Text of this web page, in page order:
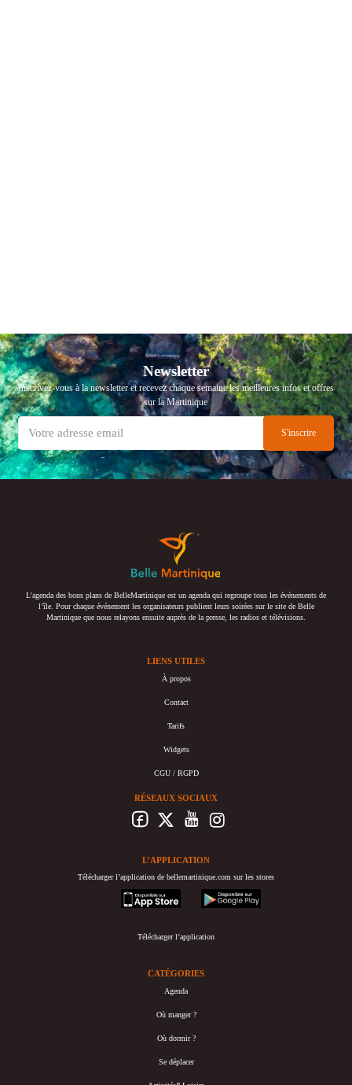
Newsletter
Inscrivez-vous à la newsletter et recevez chaque semaine les meilleures infos et offres
sur la Martinique
L’agenda des bons plans de BelleMartinique est un agenda qui regroupe tous les événements de
l’île. Pour chaque événement les organisateurs publient leurs soirées sur le site de Belle
Martinique que nous relayons ensuite auprès de la presse, les radios et télévisions.
LIENS UTILES
À propos
Contact
Tarifs
Widgets
CGU / RGPD
RÉSEAUX SOCIAUX
L’APPLICATION
Télécharger l’application de bellemartinique.com sur les stores
appstore
googleplay
Télécharger l’application
CATÉGORIES
Agenda
Où manger ?
Où dormir ?
Se déplacer